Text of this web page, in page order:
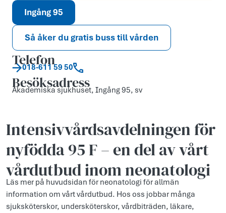
Ingång 95
Så åker du gratis buss till vården
Telefon
018-611 59 50
Besöksadress
Akademiska sjukhuset, Ingång 95, sv
Intensivvårds­avdelningen för
nyfödda 95 F – en del av vårt
vårdutbud inom neonatologi
Läs mer på huvudsidan för neonatologi för allmän
information om vårt vårdutbud. Hos oss jobbar många
sjuksköterskor, undersköterskor, vårdbiträden, läkare,